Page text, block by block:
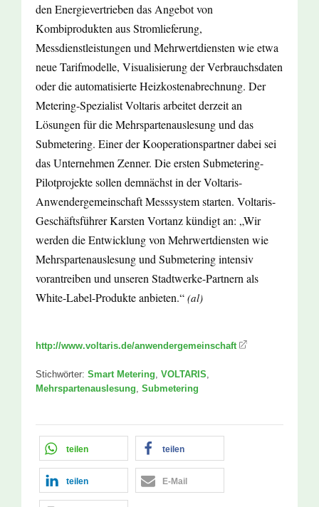
den Energievertrieben das Angebot von
Kombiprodukten aus Stromlieferung,
Messdienstleistungen und Mehrwertdiensten wie etwa
neue Tarifmodelle, Visualisierung der Verbrauchsdaten
oder die automatisierte Heizkostenabrechnung. Der
Metering-Spezialist Voltaris arbeitet derzeit an
Lösungen für die Mehrspartenauslesung und das
Submetering. Einer der Kooperationspartner dabei sei
das Unternehmen Zenner. Die ersten Submetering-
Pilotprojekte sollen demnächst in der Voltaris-
Anwendergemeinschaft Messsystem starten. Voltaris-
Geschäftsführer Karsten Vortanz kündigt an: „Wir
werden die Entwicklung von Mehrwertdiensten wie
Mehrspartenauslesung und Submetering intensiv
vorantreiben und unseren Stadtwerke-Partnern als
White-Label-Produkte anbieten.“ (al)
http://www.voltaris.de/anwendergemeinschaft
Stichwörter: Smart Metering VOLTARIS
Mehrspartenauslesung Submetering
teilen teilen
teilen E-Mail